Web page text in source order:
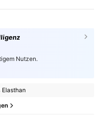
Nutzen.
Elasthan